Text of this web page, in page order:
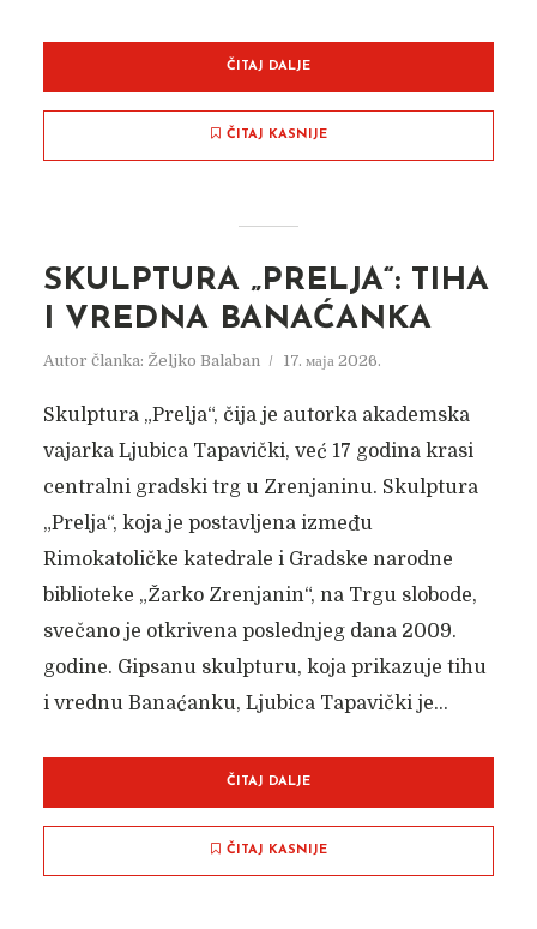
ČITAJ DALJE
ČITAJ KASNIJE
SKULPTURA „PRELJA“: TIHA
I VREDNA BANAĆANKA
Autor članka: Željko Balaban 17. маја 2026.
Skulptura „Prelja“, čija je autorka akademska
vajarka Ljubica Tapavički, već 17 godina krasi
centralni gradski trg u Zrenjaninu. Skulptura
„Prelja“, koja je postavljena između
Rimokatoličke katedrale i Gradske narodne
biblioteke „Žarko Zrenjanin“, na Trgu slobode,
svečano je otkrivena poslednjeg dana 2009.
godine. Gipsanu skulpturu, koja prikazuje tihu
i vrednu Banaćanku, Ljubica Tapavički je...
ČITAJ DALJE
ČITAJ KASNIJE